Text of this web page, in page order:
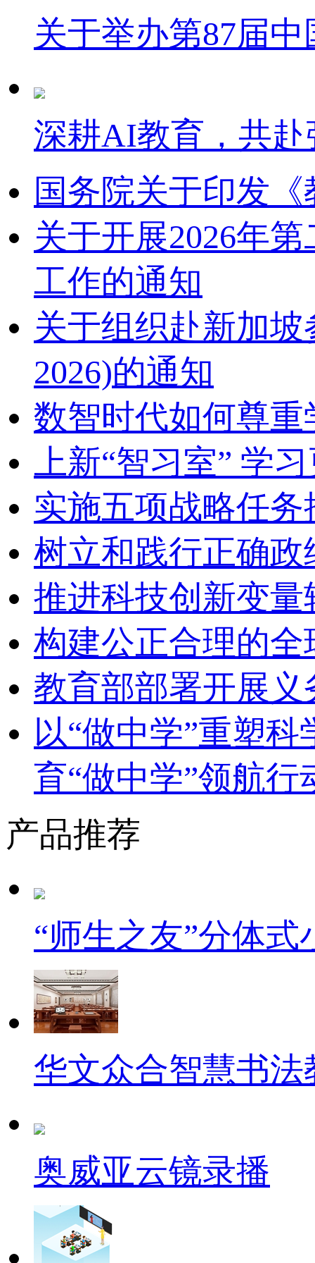
关于举办第87届
深耕AI教育，共
国务院关于印发
关于开展2026年
工作的通知
关于组织赴新加坡
2026)的通知
数智时代如何尊重
上新“智习室” 学
实施五项战略任
树立和践行正确
推进科技创新变
构建公正合理的
教育部部署开展义
以“做中学”重塑
育“做中学”领航行
产品推荐
“师生之友”分体
华文众合智慧书法
奥威亚云镜录播